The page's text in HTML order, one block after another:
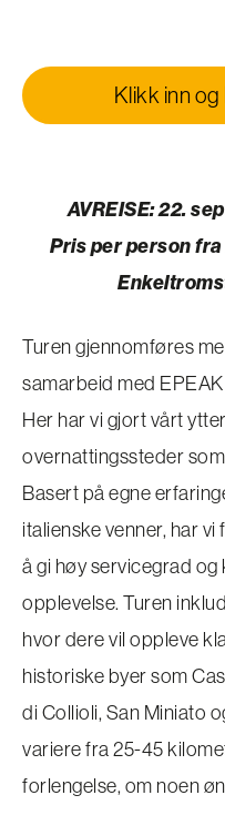
Klikk inn
AVREISE: 22.
Pris per person
Turen gjennomføres
samarbeid med
Her har vi gjort vårt
overnattingssteder
Basert på egne
italienske venner, har
å gi høy servicegrad og
opplevelse. Turen
hvor dere vil oppleve
historiske byer som
di Collioli, San Miniato
variere fra 25-45
forlengelse, om noen